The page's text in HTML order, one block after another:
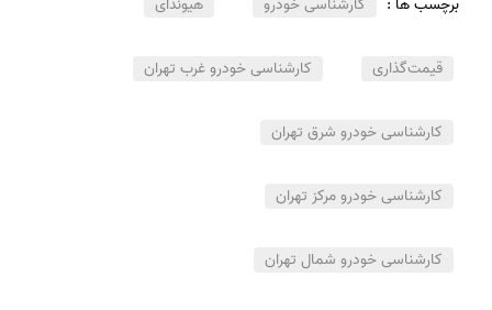
قیمت‌گذاری کارشناسی خودرو غرب تهران
کارشناسی خودرو شرق تهران
کارشناسی خودرو مرکز تهران
کارشناسی خودرو شمال تهران